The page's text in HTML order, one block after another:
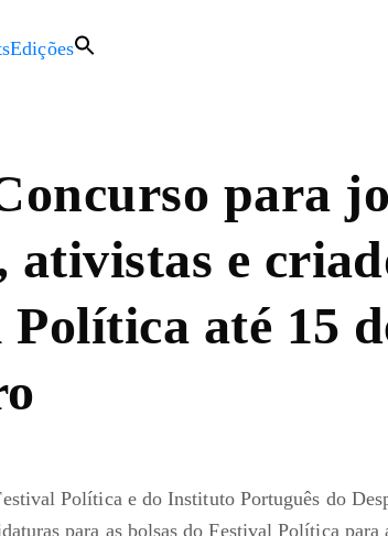
Edições
para
ativistas e
até 15
Política e do Instituto Português do
para as bolsas do Festival Política